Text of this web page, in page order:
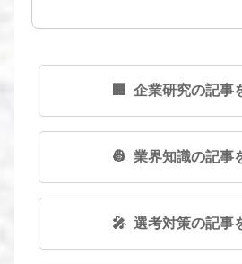
🏢 企業研究の記事
👷 業界知識の記事
🎤 選考対策の記事